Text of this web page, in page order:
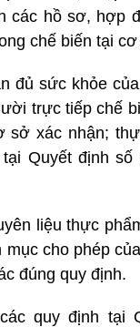
các hồ sơ, hợp
chế biến tại
đủ sức khỏe
trực tiếp chế
sở xác nhận;
Quyết định số
liệu thực
cho phép
đúng quy định.
quy định tại